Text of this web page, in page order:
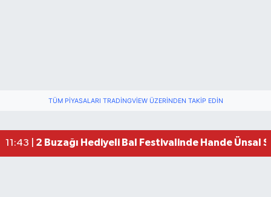
TÜM PIYASALARI TRADINGVIEW ÜZERINDEN TAKIP EDIN
11:43 | 2 Buzağı Hediyeli Bal Festivalinde Hande Ünsal